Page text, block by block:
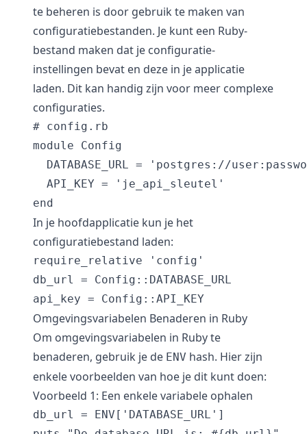
te beheren is door gebruik te maken van
configuratiebestanden. Je kunt een Ruby-
bestand maken dat je configuratie-
instellingen bevat en deze in je applicatie
laden. Dit kan handig zijn voor meer complexe
configuraties.
# config.rb
module Config
DATABASE_URL = 'postgres://
  API_KEY = 'je_api_sleutel'
In je hoofdapplicatie kun je het
configuratiebestand laden:
require_relative 'config'
db_url = Config::DATABASE_URL
Omgevingsvariabelen Benaderen in Ruby
Om omgevingsvariabelen in Ruby te
benaderen, gebruik je de ENV hash. Hier zijn
enkele voorbeelden van hoe je dit kunt doen:
Voorbeeld 1: Een enkele variabele ophalen
db_url = ENV['DATABASE_URL']